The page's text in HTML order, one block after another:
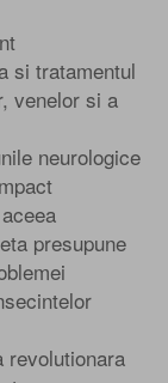
si tratamentul
venelor si a
neurologice
presupune
revolutionara